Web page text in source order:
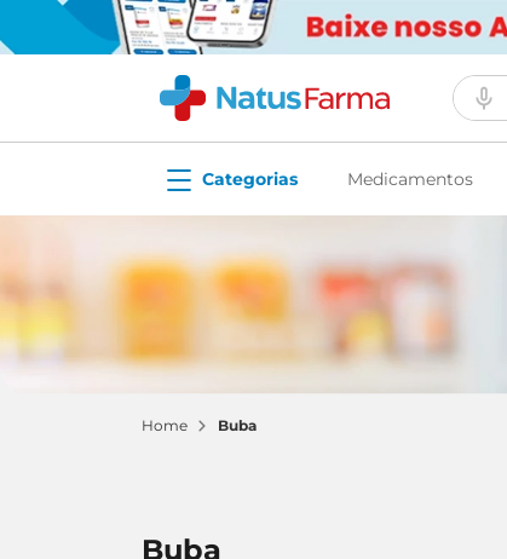
O
Medicamentos
buba
buba